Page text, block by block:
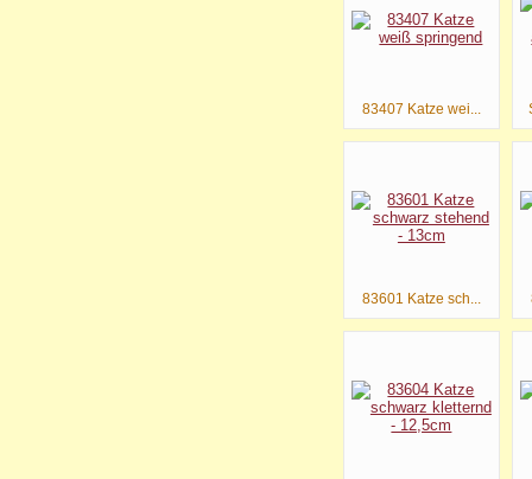
83407 Katze wei...
83601 Katze sch...